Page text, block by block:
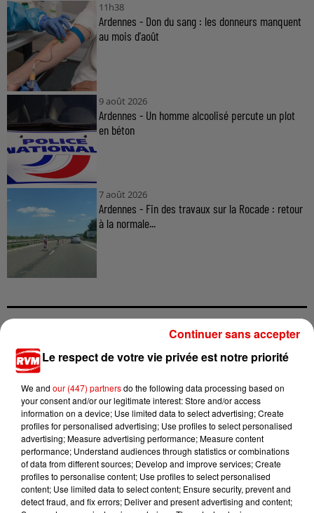
11h38
Ardennes - Don du sang : les donneurs manquent
au mois d'août
9 août 2026
Ardennes - Un homme alcoolisé percute un plot
en béton
7 août 2026
Ardennes - Fin des travaux sur la Rocade : retour
à la normale...
TITRES DIFFUSÉS
12h56
12h56
TAYLOR SWIFT
Elizabeth Taylor
12h53
12h53
ESMEE
Insomnie
12h49
12h49
GEORGES MICHAEL
Careless Whisper
Le respect de votre vie privée est notre priorité
We and our (447) partnersdo the following data processing based on
your consent and/or our legitimate interest: Store and/or access
information on a device; Use limited data to select advertising; Create
profiles for personalised advertising; Use profiles to select personalised
advertising; Measure advertising performance; Measure content
performance; Understand audiences through statistics or combinations
of data from different sources; Develop and improve services; Create
profiles to personalise content; Use profiles to select personalised
content; Use limited data to select content; Ensure security, prevent and
detect fraud, and fix errors; Deliver and present advertising and content;
Continuer sans accepter